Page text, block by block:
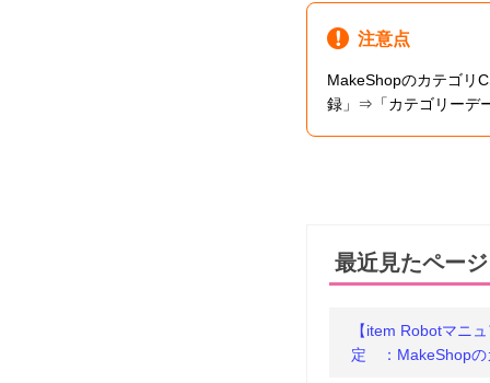
注意点
MakeShopのカテゴリ
録」⇒「カテゴリーデ
最近見たページ
【item Robotマニ
定 ：MakeShopの